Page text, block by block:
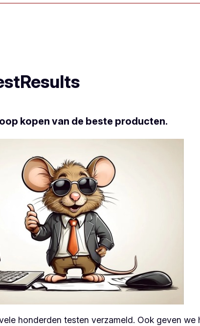
kopen van de beste producten.
honderden testen verzameld. Ook geven